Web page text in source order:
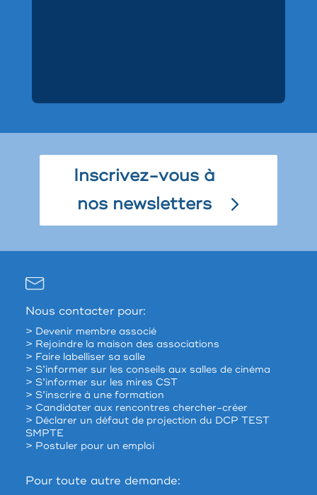
Inscrivez-vous à
nos newsletters
Nous contacter pour:
> Devenir membre associé
> Rejoindre la maison des associations
> Faire labelliser sa salle
> S’informer sur les conseils aux salles de cinéma
> S’informer sur les mires CST
> S’inscrire à une formation
> Candidater aux rencontres chercher-créer
> Déclarer un défaut de projection du DCP TEST
SMPTE
> Postuler pour un emploi
Pour toute autre demande: